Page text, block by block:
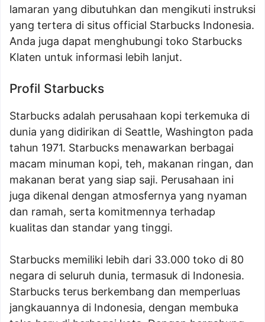
lamaran yang dibutuhkan dan mengikuti instruksi
yang tertera di situs official Starbucks Indonesia.
Anda juga dapat menghubungi toko Starbucks
Klaten untuk informasi lebih lanjut.
Profil Starbucks
Starbucks adalah perusahaan kopi terkemuka di
dunia yang didirikan di Seattle, Washington pada
tahun 1971. Starbucks menawarkan berbagai
macam minuman kopi, teh, makanan ringan, dan
makanan berat yang siap saji. Perusahaan ini
juga dikenal dengan atmosfernya yang nyaman
dan ramah, serta komitmennya terhadap
kualitas dan standar yang tinggi.
Starbucks memiliki lebih dari 33.000 toko di 80
negara di seluruh dunia, termasuk di Indonesia.
Starbucks terus berkembang dan memperluas
jangkauannya di Indonesia, dengan membuka